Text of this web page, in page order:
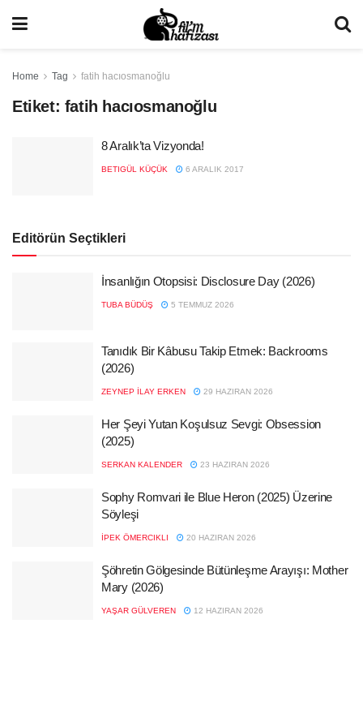
Home Tag fatih hacıosmanoğlu
Etiket: fatih hacıosmanoğlu
8 Aralık’ta Vizyonda!
BETIGÜL KÜÇÜK 6 ARALIK 2017
Editörün Seçtikleri
İnsanlığın Otopsisi: Disclosure Day (2026)
TUBA BÜDÜŞ 5 TEMMUZ 2026
Tanıdık Bir Kâbusu Takip Etmek: Backrooms
(2026)
ZEYNEP İLAY ERKEN 29 HAZIRAN 2026
Her Şeyi Yutan Koşulsuz Sevgi: Obsession
(2025)
SERKAN KALENDER 23 HAZIRAN 2026
Sophy Romvari ile Blue Heron (2025) Üzerine
Söyleşi
İPEK ÖMERCIKLI 20 HAZIRAN 2026
Şöhretin Gölgesinde Bütünleşme Arayışı: Mother
Mary (2026)
YAŞAR GÜLVEREN 12 HAZIRAN 2026